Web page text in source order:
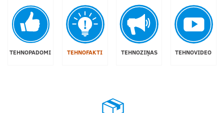
TEHNOPADOMI TEHNOFAKTI TEHNOZIŅAS TEHNOVIDEO